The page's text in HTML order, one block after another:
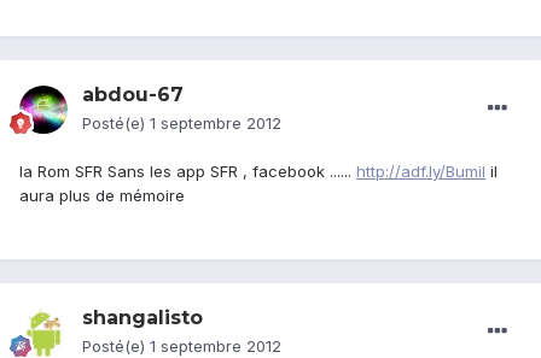
abdou-67
Posté(e) 1 septembre 2012
la Rom SFR Sans les app SFR , facebook ...... http://adf.ly/BumiI il
aura plus de mémoire
shangalisto
Posté(e) 1 septembre 2012